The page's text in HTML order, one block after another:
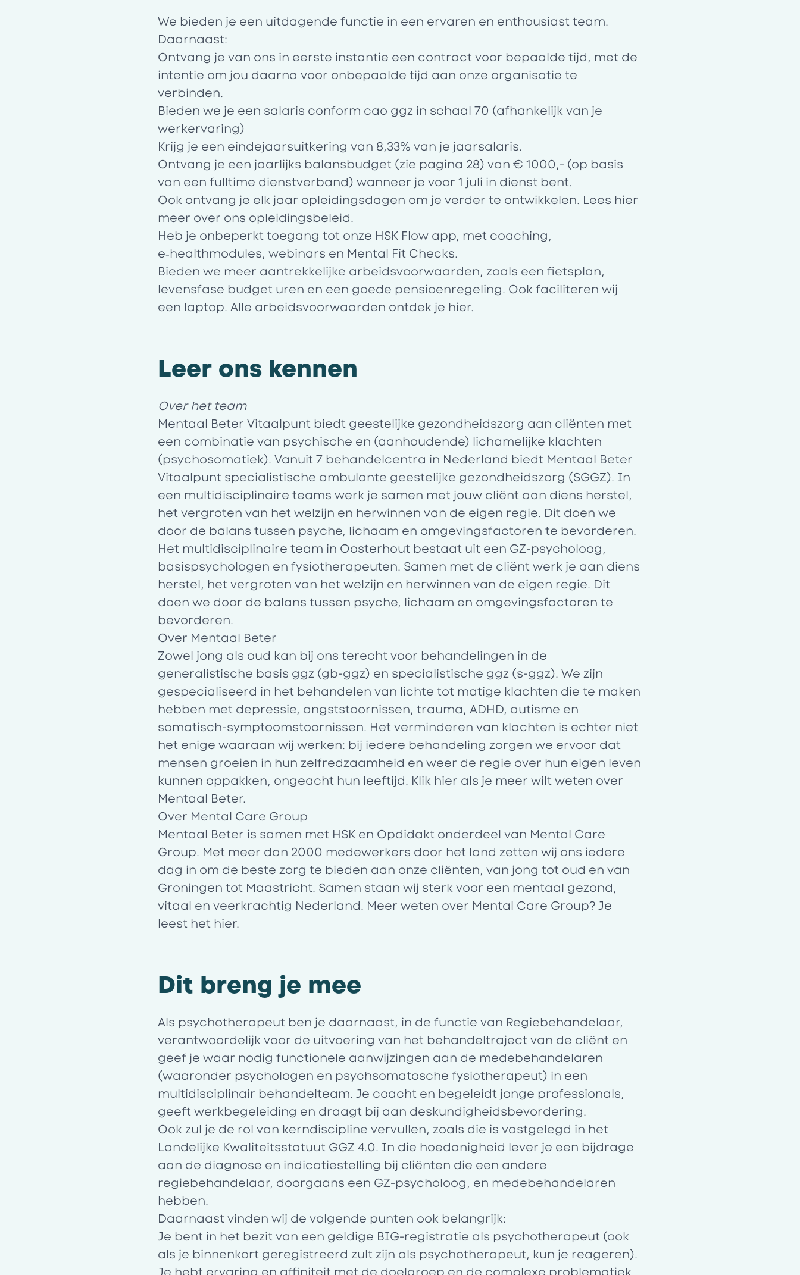
We bieden je een uitdagende functie in een ervaren en enthousiast team.
Daarnaast:
Ontvang je van ons in eerste instantie een contract voor bepaalde tijd, met de
intentie om jou daarna voor onbepaalde tijd aan onze organisatie te
verbinden.
Bieden we je een salaris conform cao ggz in schaal 70 (afhankelijk van je
werkervaring)
Krijg je een eindejaarsuitkering van 8,33% van je jaarsalaris.
Ontvang je een jaarlijks balansbudget (zie pagina 28) van € 1000,- (op basis
van een fulltime dienstverband) wanneer je voor 1 juli in dienst bent.
Ook ontvang je elk jaar opleidingsdagen om je verder te ontwikkelen. Lees hier
meer over ons opleidingsbeleid.
Heb je onbeperkt toegang tot onze HSK Flow app, met coaching,
e‑healthmodules, webinars en Mental Fit Checks.
Bieden we meer aantrekkelijke arbeidsvoorwaarden, zoals een fietsplan,
levensfase budget uren en een goede pensioenregeling. Ook faciliteren wij
een laptop. Alle arbeidsvoorwaarden ontdek je hier.
Leer ons kennen
Over het team
Mentaal Beter Vitaalpunt biedt geestelijke gezondheidszorg aan cliënten met
een combinatie van psychische en (aanhoudende) lichamelijke klachten
(psychosomatiek). Vanuit 7 behandelcentra in Nederland biedt Mentaal Beter
Vitaalpunt specialistische ambulante geestelijke gezondheidszorg (SGGZ). In
een multidisciplinaire teams werk je samen met jouw cliënt aan diens herstel,
het vergroten van het welzijn en herwinnen van de eigen regie. Dit doen we
door de balans tussen psyche, lichaam en omgevingsfactoren te bevorderen.
Het multidisciplinaire team in Oosterhout bestaat uit een GZ-psycholoog,
basispsychologen en fysiotherapeuten. Samen met de cliënt werk je aan diens
herstel, het vergroten van het welzijn en herwinnen van de eigen regie. Dit
doen we door de balans tussen psyche, lichaam en omgevingsfactoren te
bevorderen.
Over Mentaal Beter
Zowel jong als oud kan bij ons terecht voor behandelingen in de
generalistische basis ggz (gb-ggz) en specialistische ggz (s-ggz). We zijn
gespecialiseerd in het behandelen van lichte tot matige klachten die te maken
hebben met depressie, angststoornissen, trauma, ADHD, autisme en
somatisch-symptoomstoornissen. Het verminderen van klachten is echter niet
het enige waaraan wij werken: bij iedere behandeling zorgen we ervoor dat
mensen groeien in hun zelfredzaamheid en weer de regie over hun eigen leven
kunnen oppakken, ongeacht hun leeftijd. Klik hier als je meer wilt weten over
Mentaal Beter.
Over Mental Care Group
Mentaal Beter is samen met HSK en Opdidakt onderdeel van Mental Care
Group. Met meer dan 2000 medewerkers door het land zetten wij ons iedere
dag in om de beste zorg te bieden aan onze cliënten, van jong tot oud en van
Groningen tot Maastricht. Samen staan wij sterk voor een mentaal gezond,
vitaal en veerkrachtig Nederland. Meer weten over Mental Care Group? Je
leest het hier.
Dit breng je mee
Als psychotherapeut ben je daarnaast, in de functie van Regiebehandelaar,
verantwoordelijk voor de uitvoering van het behandeltraject van de cliënt en
geef je waar nodig functionele aanwijzingen aan de medebehandelaren
(waaronder psychologen en psychsomatosche fysiotherapeut) in een
multidisciplinair behandelteam. Je coacht en begeleidt jonge professionals,
geeft werkbegeleiding en draagt bij aan deskundigheidsbevordering.
Ook zul je de rol van kerndiscipline vervullen, zoals die is vastgelegd in het
Landelijke Kwaliteitsstatuut GGZ 4.0. In die hoedanigheid lever je een bijdrage
aan de diagnose en indicatiestelling bij cliënten die een andere
regiebehandelaar, doorgaans een GZ-psycholoog, en medebehandelaren
hebben.
Daarnaast vinden wij de volgende punten ook belangrijk:
Je bent in het bezit van een geldige BIG-registratie als psychotherapeut (ook
als je binnenkort geregistreerd zult zijn als psychotherapeut, kun je reageren).